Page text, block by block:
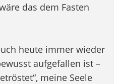
das dem Fasten
heute immer wieder
aufgefallen ist –
meine Seele